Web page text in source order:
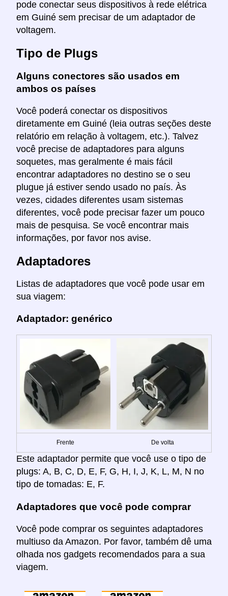
pode conectar seus dispositivos à rede elétrica
em Guiné sem precisar de um adaptador de
voltagem.
Tipo de Plugs
Alguns conectores são usados em
ambos os países
Você poderá conectar os dispositivos
diretamente em Guiné (leia outras seções deste
relatório em relação à voltagem, etc.). Talvez
você precise de adaptadores para alguns
soquetes, mas geralmente é mais fácil
encontrar adaptadores no destino se o seu
plugue já estiver sendo usado no país. Às
vezes, cidades diferentes usam sistemas
diferentes, você pode precisar fazer um pouco
mais de pesquisa. Se você encontrar mais
informações, por favor nos avise.
Adaptadores
Listas de adaptadores que você pode usar em
sua viagem:
Adaptador: genérico
Frente De volta
Este adaptador permite que você use o tipo de
plugs: A, B, C, D, E, F, G, H, I, J, K, L, M, N no
tipo de tomadas: E, F.
Adaptadores que você pode comprar
Você pode comprar os seguintes adaptadores
multiuso da Amazon. Por favor, também dê uma
olhada nos gadgets recomendados para a sua
viagem.